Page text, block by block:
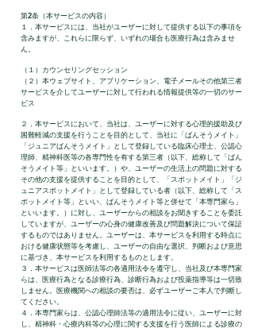
第2条（本サービスの内容）
１．本サービスには、当社がユーザーに対して提供する以下の事項を
含みますが、これらに限らず、いずれの場合も医療行為は含みませ
ん。
（１）カウンセリングセッション
（２）本ウェブサイト、アプリケーション、電子メールその他第三者
サービスを介してユーザーに対して行われる情報提供等の一切のサー
ビス
２．本サービスにおいて、当社は、ユーザーに対する心理的援助及び
困難軽減の支援を行うことを目的として、当社に「ばんそうメイト」
「ジュニアばんそうメイト」として登録している臨床心理士、公認心
理師、精神科医等の各専門性を有する第三者（以下、総称して「ばん
そうメイト等」といいます。）や、ユーザーの生活上の問題に対する
その他の支援を提供することを目的として、「スポットメイト」「ジ
ュニアスポットメイト」として登録している者（以下、総称して「ス
ポットメイト等」といい、ばんそうメイト等と併せて「本専門家ら」
といいます。）に対し、ユーザーからの相談をお聞きすることを委託
していますが、ユーザーの心身の健康改善及び問題解決について保証
するものではありません。ユーザーは、本サービスを利用する時点に
おける健康状態等を考慮し、ユーザーの自由な選択、判断および意思
に基づき、本サービスを利用するものとします。
３．本サービスは医師法等の各適用法令を遵守し、当社及び本専門家
らは、医療行為となる診療行為、診断行為および投薬指導等は一切致
しません。医療機関への相談の要否は、必ずユーザーご本人で判断し
てください。
４．本専門家らは、公認心理師法等の適用法令に従い、ユーザーに対
し、精神科・心療内科等の心理に関する支援を行う医師による診療の